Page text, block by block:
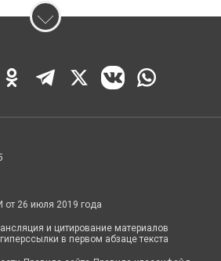
26 июля 2019 года
и цитирование материалов
в первом абзаце текста